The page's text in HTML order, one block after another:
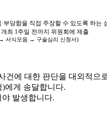
부당함을 직접 주장할 수 있도록 하는
최 1주일 전까지 위원회에 제출
서식모음 → 구술심리 신청서)
건에 대한 판단을 대외적으
에게 송달합니다.
발생합니다.